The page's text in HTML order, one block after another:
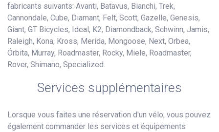
fabricants suivants: Avanti, Batavus, Bianchi, Trek,
Cannondale, Cube, Diamant, Felt, Scott, Gazelle, Genesis,
Giant, GT Bicycles, Ideal, K2, Diamondback, Schwinn, Jamis,
Raleigh, Kona, Kross, Merida, Mongoose, Next, Orbea,
Órbita, Murray, Roadmaster, Rocky, Miele, Roadmaster,
Rover, Shimano, Specialized.
Services supplémentaires
Lorsque vous faites une réservation d'un vélo, vous pouvez
également commander les services et équipements